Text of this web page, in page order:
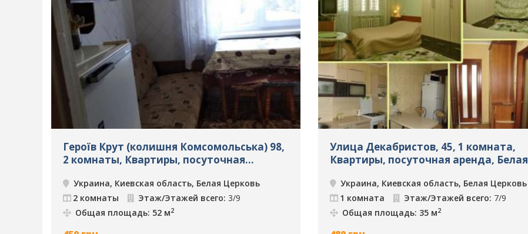
Героїв Крут (колишня Комсомольська) 98,
2 комнаты, Квартиры, посуточная
Украина, Киевская область, Белая Церковь
2 комнаты
Этаж/Этажей всего: 3/9
Общая площадь: 52 м2
Улица Декабристов, 45, 1 комната,
Квартиры, посуточная аренда, Белая
Украина, Киевская область, Белая Церковь
1 комната
Этаж/Этажей всего: 7/9
Общая площадь: 35 м2